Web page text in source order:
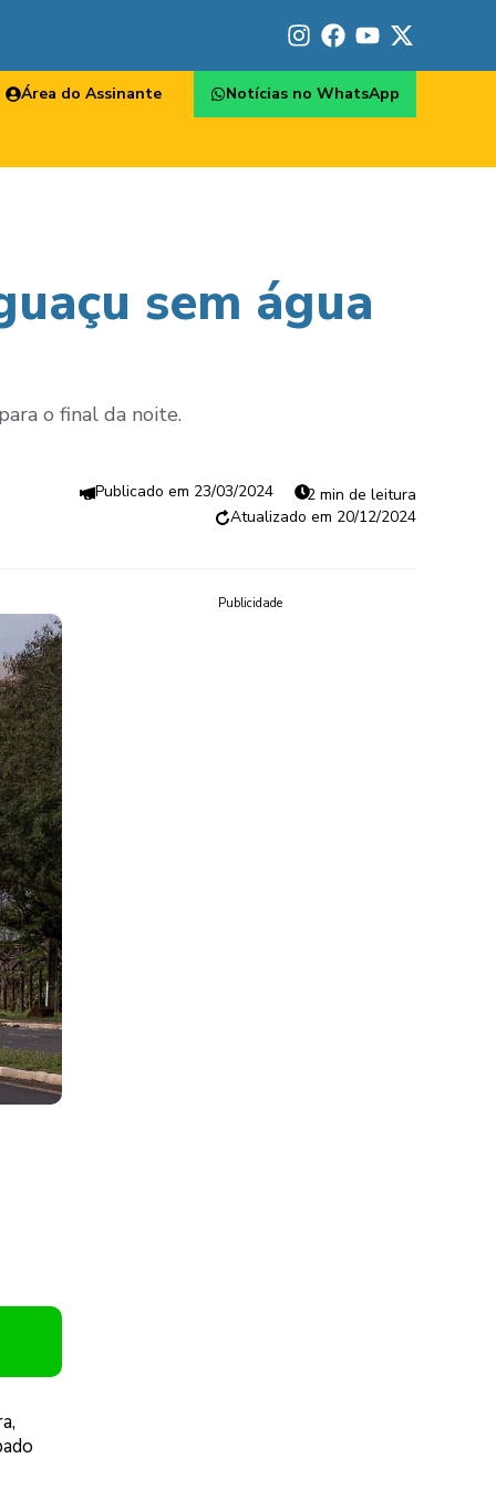
Área do Assinante Notícias no WhatsApp
sem água
o final da noite.
23/03/2024
2 min de leitura
20/12/2024
Publicidade